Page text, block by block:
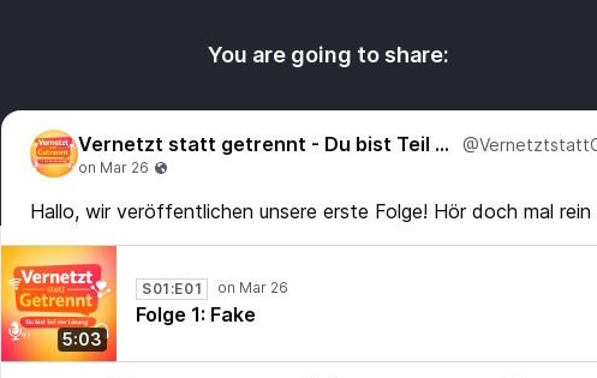
You are going to share:
Vernetzt statt getrennt - Du bist Teil der Lösung
Hallo, wir veröffentlichen unsere erste Folge! Hör doch mal rein
5:03
S01:E01
Folge 1: Fake